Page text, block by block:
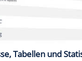
Tabellen und